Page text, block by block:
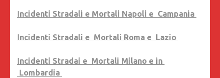
Incidenti Stradali e Mortali Napoli e Campania
Incidenti Stradali e Mortali Roma e Lazio
Incidenti Stradai e Mortali Milano e in
Lombardia